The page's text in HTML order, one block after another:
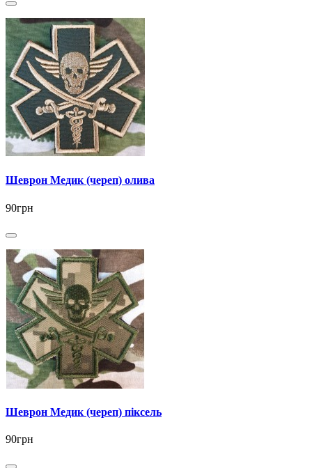
Шеврон Медик (череп) олива
90грн
Шеврон Медик (череп) піксель
90грн